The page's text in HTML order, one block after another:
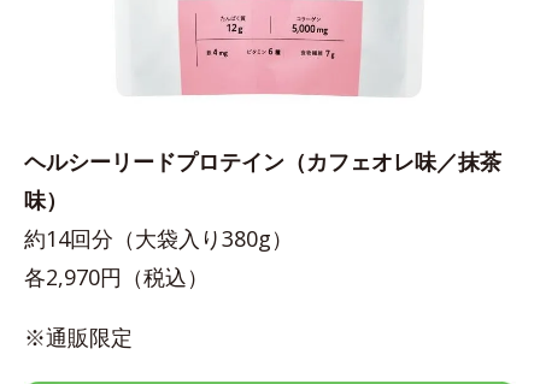
ヘルシーリードプロテイン（カフェオレ味／抹茶
味）
約14回分（大袋入り380g）
各2,970円（税込）
※通販限定